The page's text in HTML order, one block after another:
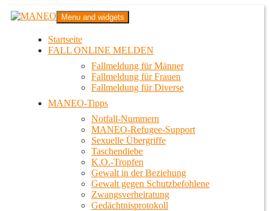
Zum
InhaltMANEO
Das schwule Anti-Gewalt-Projekt in Berlin
Menu and widgets
Startseite
FALL ONLINE MELDEN
Fallmeldung für Männer
Fallmeldung für Frauen
Fallmeldung für Diverse
MANEO-Tipps
Notfall-Nummern
MANEO-Refugee-Support
Sexuelle Übergriffe
Taschendiebe
K.O.-Tropfen
Gewalt in der Beziehung
Gewalt gegen Schutzbefohlene
Zwangsverheiratung
Gedächtnisprotokoll